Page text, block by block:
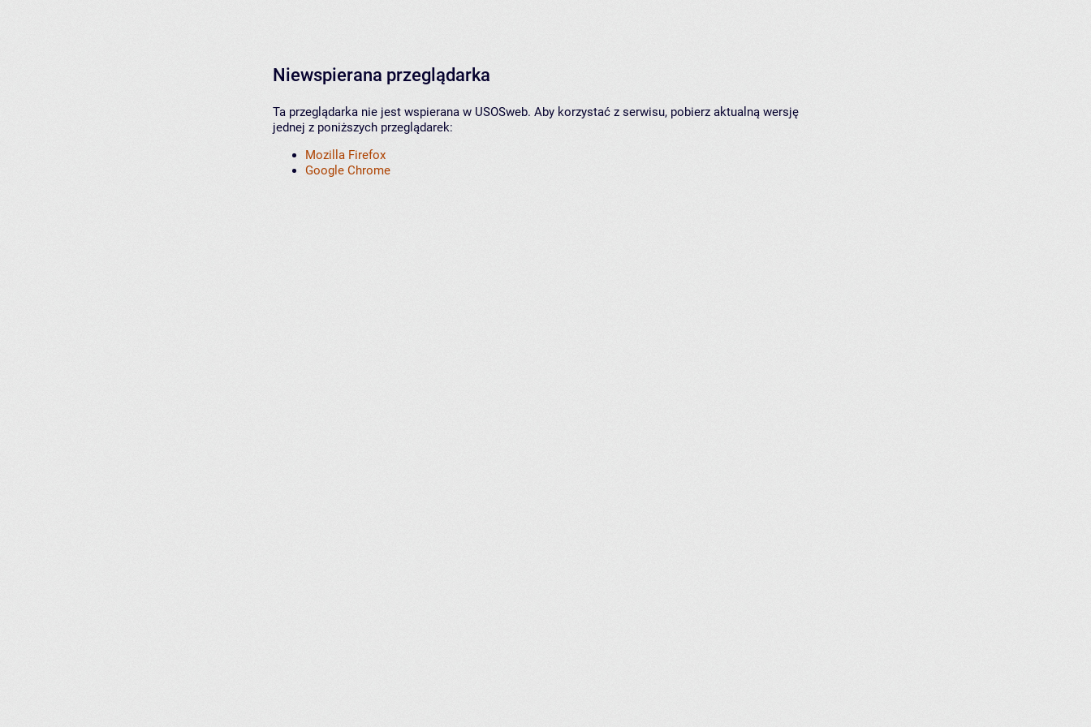
Niewspierana przeglądarka
Ta przeglądarka nie jest wspierana w USOSweb. Aby korzystać z serwisu, pobierz aktualną wersję
jednej z poniższych przeglądarek:
Mozilla Firefox
Google Chrome